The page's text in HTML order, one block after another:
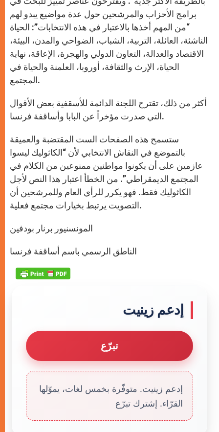
برامج الأحزاب والمرشحين حول عدة مواضيع يبدو لهم
“من المهم أخذها بالاعتبار في هذه الانتخابات”: الحياة
الناشئة، العائلة، التربية، الشباب، الضواحي والمدن، البيئة،
الاقتصاد والعدالة، التعاون الدولي والهجرة، الإعاقة، نهاية
الحياة، الإرث والثقافة، أوروبا، العلمنة والحياة في
المجتمع.
أكثر من ذلك، تقترح اللجنة الدائمة للأسقفية بعض الأقوال
التي صدرت مؤخراً عن البابا وأساقفة فرنسا.
ستسمح هذه الصفحات الست المقتضبة والعميقة
بالتموضع في النقاش الانتخابي لأن “الكاثوليك ليسوا
عازمين على أن يكونوا مواطنين ممنوعين من الكلام في
المجتمع الديمقراطي”. من الخطأ اعتبار هذا النص لأجل
الكاثوليك فقط. فهو يكرر للرأي العام وللمرشحين أن
التصويت يرتبط بخيارات مجتمع فعلية.
المونسنيور برنار بودفين
الناطق الرسمي باسم أساقفة فرنسا
إدعم زينيت
تبرّع
إدعم زينيت. متوفّرة بخمس لغات، يموّلها
القرّاء. إشترك تبرّع